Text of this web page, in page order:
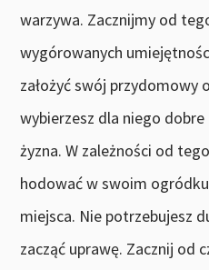
warzywa. Zacznijmy od
wygórowanych
założyć swój przydomowy
wybierzesz dla niego
żyzna. W zależności od
hodować w swoim
miejsca. Nie potrzebujesz
zacząć uprawę. Zacznij od